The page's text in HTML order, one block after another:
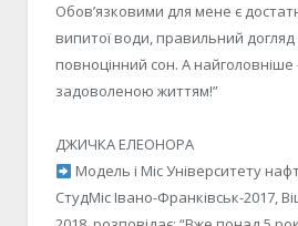
Обов’язковими для мене є
випитої води, правильний догляд
повноцінний сон. А
задоволеною життям!”
ДЖИЧКА ЕЛЕОНОРА
Модель і Міс Університету
СтудМіс Івано-Франківськ-2017,